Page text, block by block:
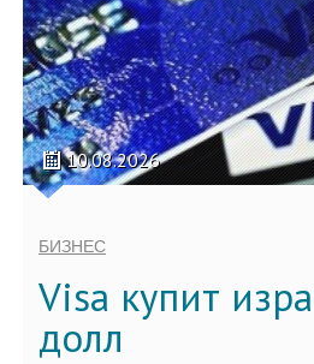
10.08.2026
БИЗНЕС
Visa купит
долл